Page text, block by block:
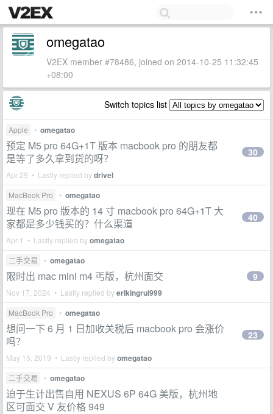
omegatao
V2EX member #78486, joined on 2014-10-25 11:32:45
+08:00
Switch topics list
Apple • omegatao
预定 M5 pro 64G+1T 版本 macbook pro 的朋友都
是等了多久拿到货的呀？
Apr 29 • Lastly replied bydrivel
30
MacBook Pro • omegatao
现在 M5 pro 版本的 14 寸 macbook pro 64G+1T 大
家都是多少钱买的？什么渠道
Apr 1 • Lastly replied byomegatao
40
二手交易 • omegatao
限时出 mac mini m4 丐版，杭州面交
Nov 17, 2024 • Lastly replied byerlkingrui999
9
MacBook Pro • omegatao
想问一下 6 月 1 日加收关税后 macbook pro 会涨价
吗？
May 15, 2019 • Lastly replied byomegatao
23
二手交易 • omegatao
迫于生计出售自用 NEXUS 6P 64G 美版，杭州地
区可面交 V 友价格 949